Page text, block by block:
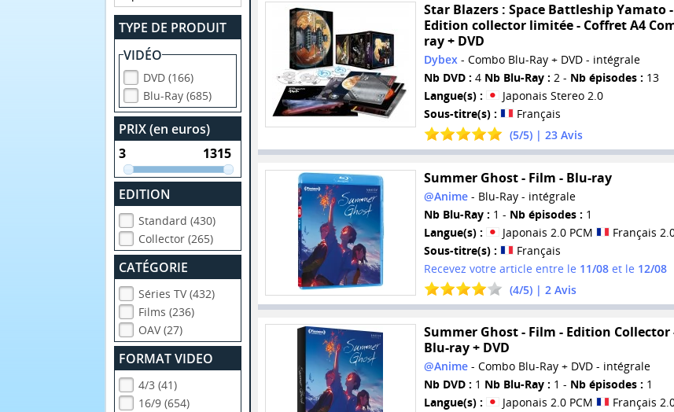
TYPE DE PRODUIT
VIDÉO
DVD (166)
Blu-Ray (685)
PRIX (en euros)
EDITION
Standard (430)
Collector (265)
CATÉGORIE
Séries TV (432)
Films (236)
OAV (27)
FORMAT VIDEO
4/3 (41)
16/9 (654)
Star Blazers : Space Battleship Yamato
Edition collector limitée - Coffret A4
ray + DVD
Dybex- Combo Blu-Ray + DVD - intégrale
Nb DVD : 4 Nb Blu-Ray : 2 - Nb épisodes : 13
Langue(s) :
Japonais Stereo 2.0
Sous-titre(s) :
Français
(5/5) | 23Avis
Summer Ghost - Film - Blu-ray
@Anime- Blu-Ray - intégrale
Nb Blu-Ray : 1 - Nb épisodes : 1
Langue(s) :
Japonais 2.0 PCM
Français
Sous-titre(s) :
Français
Recevez votre article entre le 11/08et le 12/08
(4/5) | 2Avis
Summer Ghost - Film - Edition Collector
Blu-ray + DVD
@Anime- Combo Blu-Ray + DVD - intégrale
Nb DVD : 1 Nb Blu-Ray : 1 - Nb épisodes : 1
Langue(s) :
Japonais 2.0 PCM
Français